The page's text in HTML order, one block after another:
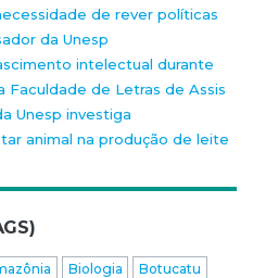
de rever políticas
da Unesp
intelectual durante
de Letras de Assis
Unesp investiga
animal na produção de leite
Biologia
Botucatu